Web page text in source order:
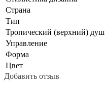
Страна
Тип
Тропический (верхний) душ
Управление
Форма
Цвет
Добавить отзыв